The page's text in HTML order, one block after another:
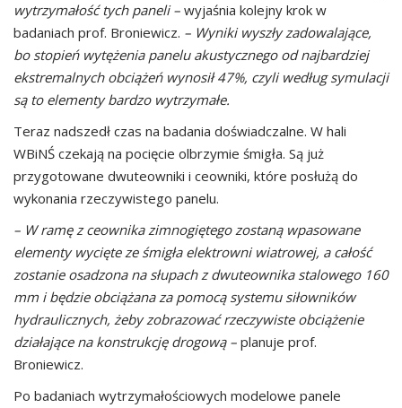
wytrzymałość tych paneli – wyjaśnia kolejny krok w
badaniach prof. Broniewicz. – Wyniki wyszły zadowalające,
bo stopień wytężenia panelu akustycznego od najbardziej
ekstremalnych obciążeń wynosił 47%, czyli według symulacji
są to elementy bardzo wytrzymałe.
Teraz nadszedł czas na badania doświadczalne. W hali
WBiNŚ czekają na pocięcie olbrzymie śmigła. Są już
przygotowane dwuteowniki i ceowniki, które posłużą do
wykonania rzeczywistego panelu.
– W ramę z ceownika zimnogiętego zostaną wpasowane
elementy wycięte ze śmigła elektrowni wiatrowej, a całość
zostanie osadzona na słupach z dwuteownika stalowego 160
mm i będzie obciążana za pomocą systemu siłowników
hydraulicznych, żeby zobrazować rzeczywiste obciążenie
działające na konstrukcję drogową – planuje prof.
Broniewicz.
Po badaniach wytrzymałościowych modelowe panele